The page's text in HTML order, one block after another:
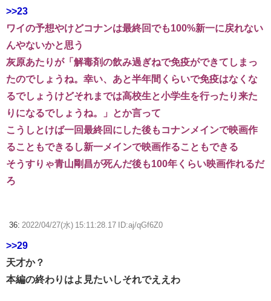
>>23
ワイの予想やけどコナンは最終回でも100%新一に戻れない
んやないかと思う
灰原あたりが「解毒剤の飲み過ぎねで免疫ができてしまっ
たのでしょうね。幸い、あと半年間くらいで免疫はなくな
るでしょうけどそれまでは高校生と小学生を行ったり来た
りになるでしょうね。」とか言って
こうしとけば一回最終回にした後もコナンメインで映画作
ることもできるし新一メインで映画作ることもできる
そうすりゃ青山剛昌が死んだ後も100年くらい映画作れるだ
ろ
36: 2022/04/27(水) 15:11:28.17 ID:aj/qGf6Z0
>>29
天才か？
本編の終わりはよ見たいしそれでええわ